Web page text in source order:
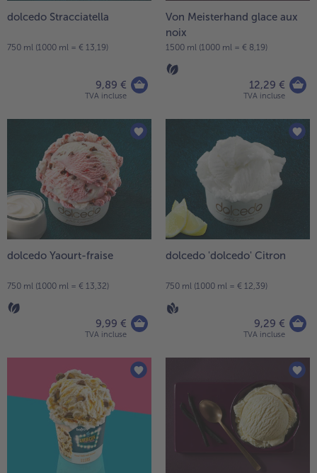
- 5 € à l’achat de 7 menus au choix
dolcedo Stracciatella
750 ml (1000 ml = € 13,19)
9,89 €
TVA incluse
Von Meisterhand glace aux
noix
1500 ml (1000 ml = € 8,19)
12,29 €
TVA incluse
dolcedo Yaourt-fraise
750 ml (1000 ml = € 13,32)
9,99 €
TVA incluse
dolcedo 'dolcedo' Citron
750 ml (1000 ml = € 12,39)
9,29 €
TVA incluse